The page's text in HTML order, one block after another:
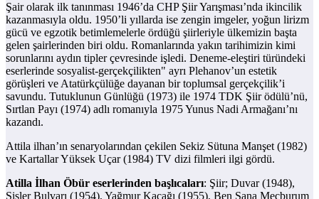
Şair olarak ilk tanınması 1946’da CHP Şiir Yarışması’nda ikincilik
kazanmasıyla oldu. 1950’li yıllarda ise zengin imgeler, yoğun lirizm
gücü ve egzotik betimlemelerle ördüğü şiirleriyle ülkemizin başta
gelen şairlerinden biri oldu. Romanlarında yakın tarihimizin kimi
sorunlarını aydın tipler çevresinde işledi. Deneme-eleştiri türündeki
eserlerinde sosyalist-gerçekçilikten" ayrı Plehanov’un estetik
görüşleri ve Atatürkçülüğe dayanan bir toplumsal gerçekçilik’i
savundu. Tutuklunun Günlüğü (1973) ile 1974 TDK Şiir ödülü’nü,
Sırtlan Payı (1974) adlı romanıyla 1975 Yunus Nadi Armağanı’nı
kazandı.
Attila ilhan’ın senaryolarından çekilen Sekiz Sütuna Manşet (1982)
ve Kartallar Yüksek Uçar (1984) TV dizi filmleri ilgi gördü.
Atilla İlhan Öbür eserlerinden başlıcaları: Şiir; Duvar (1948),
Sisler Bulvarı (1954), Yağmur Kaçağı (1955), Ben Sana Mecburum